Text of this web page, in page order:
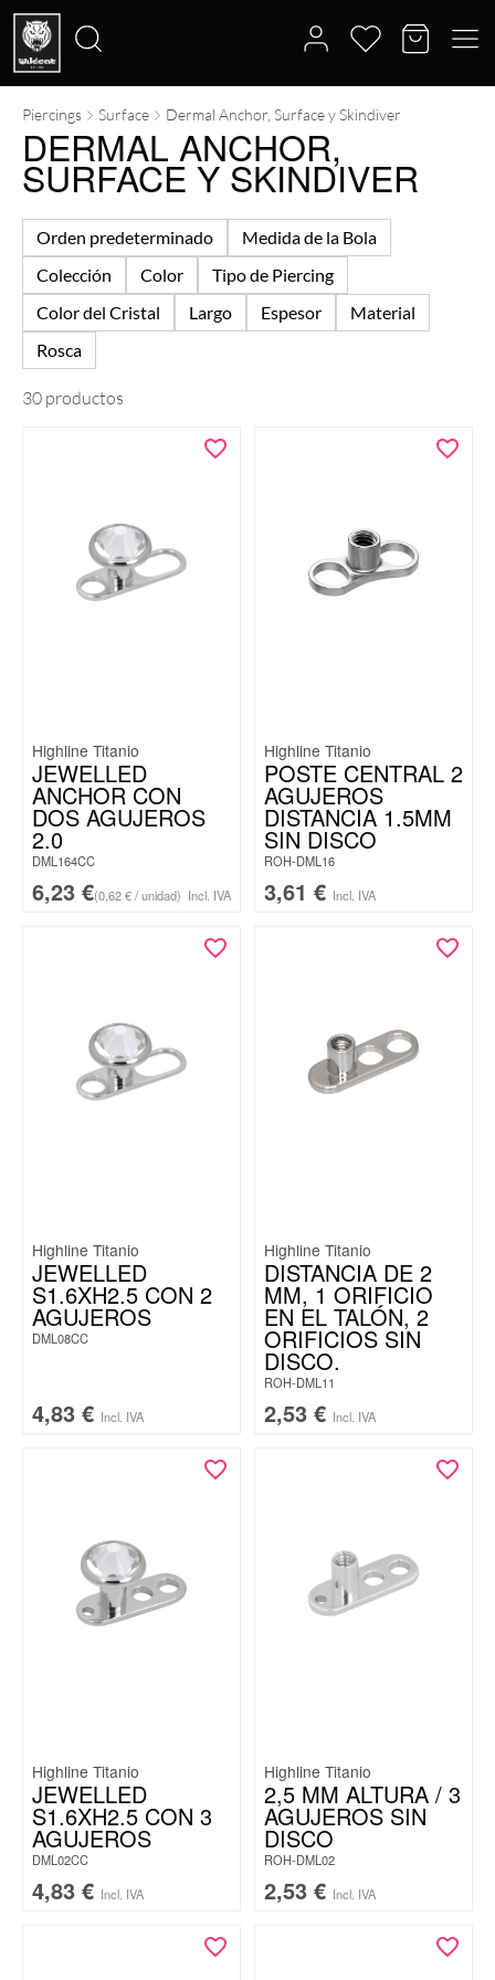
Buscar
Piercings Surface Dermal Anchor, Surface y Skindiver
DERMAL ANCHOR,
SURFACE Y SKINDIVER
Orden predeterminado
Medida de la Bola
Colección
Color
Tipo de Piercing
Color del Cristal
Largo Espesor
Material
Rosca
30 productos
Highline Titanio
JEWELLED
ANCHOR CON
DOS AGUJEROS
2.0
DML164CC
6,23 €(0,62 € / unidad) Incl. IVA
Highline Titanio
POSTE CENTRAL 2
AGUJEROS
DISTANCIA 1.5MM
SIN DISCO
ROH-DML16
3,61 € Incl. IVA
Highline Titanio
JEWELLED
S1.6XH2.5 CON 2
AGUJEROS
DML08CC
4,83 € Incl. IVA
Highline Titanio
DISTANCIA DE 2
MM, 1 ORIFICIO
EN EL TALÓN, 2
ORIFICIOS SIN
DISCO.
ROH-DML11
2,53 € Incl. IVA
Highline Titanio
JEWELLED
S1.6XH2.5 CON 3
AGUJEROS
DML02CC
4,83 € Incl. IVA
Highline Titanio
2,5 MM ALTURA / 3
AGUJEROS SIN
DISCO
ROH-DML02
2,53 € Incl. IVA